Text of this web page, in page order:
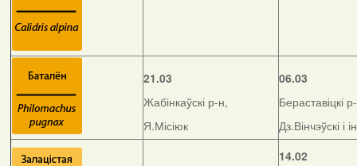
21.03
Жабінкаўскі р-н,
Я.Місіюк
06.03
Бераставіцкі
Дз.Вінчэўскі і
14.02